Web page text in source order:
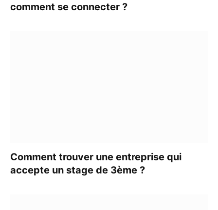
comment se connecter ?
Comment trouver une entreprise qui
accepte un stage de 3ème ?